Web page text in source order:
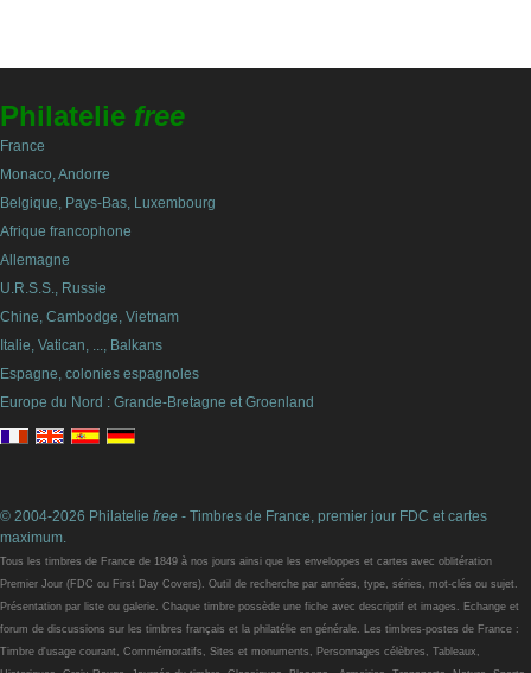
Philatelie free
France
Monaco, Andorre
Belgique, Pays-Bas, Luxembourg
Afrique francophone
Allemagne
U.R.S.S., Russie
Chine, Cambodge, Vietnam
Italie, Vatican, ..., Balkans
Espagne, colonies espagnoles
Europe du Nord : Grande-Bretagne et Groenland
© 2004-2026 Philatelie free - Timbres de France, premier jour FDC et cartes
maximum.
Tous les timbres de France de 1849 à nos jours ainsi que les enveloppes et cartes avec oblitération
Premier Jour (FDC ou First Day Covers). Outil de recherche par années, type, séries, mot-clés ou sujet.
Présentation par liste ou galerie. Chaque timbre possède une fiche avec descriptif et images. Echange et
forum de discussions sur les timbres français et la philatélie en générale. Les timbres-postes de France :
Timbre d'usage courant, Commémoratifs, Sites et monuments, Personnages célèbres, Tableaux,